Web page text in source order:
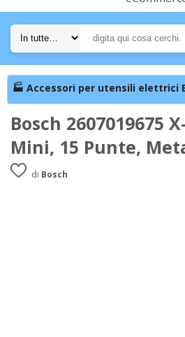
🏭 Accessori per utensili elettrici
Bosch 2607019675
Mini, 15 Punte,
Muro
di Bosch